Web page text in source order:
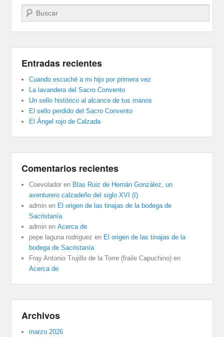
Buscar
Entradas recientes
Cuando escuché a mi hijo por primera vez
La lavandera del Sacro Convento
Un sello histórico al alcance de tus manos
El sello perdido del Sacro Convento
El Ángel rojo de Calzada
Comentarios recientes
Coevolador en Blas Ruiz de Hernán González, un
aventurero calzadeño del siglo XVI (I)
admin en El origen de las tinajas de la bodega de
Sacristanía
admin enAcerca de
pepe laguna rodriguez en El origen de las tinajas de la
bodega de Sacristanía
Fray Antonio Trujillo de la Torre (fraile Capuchino) en
Acerca de
Archivos
marzo 2026